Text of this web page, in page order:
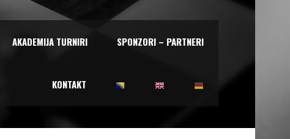
AKADEMIJA TURNIRI SPONZORI – PARTNERI
KONTAKT